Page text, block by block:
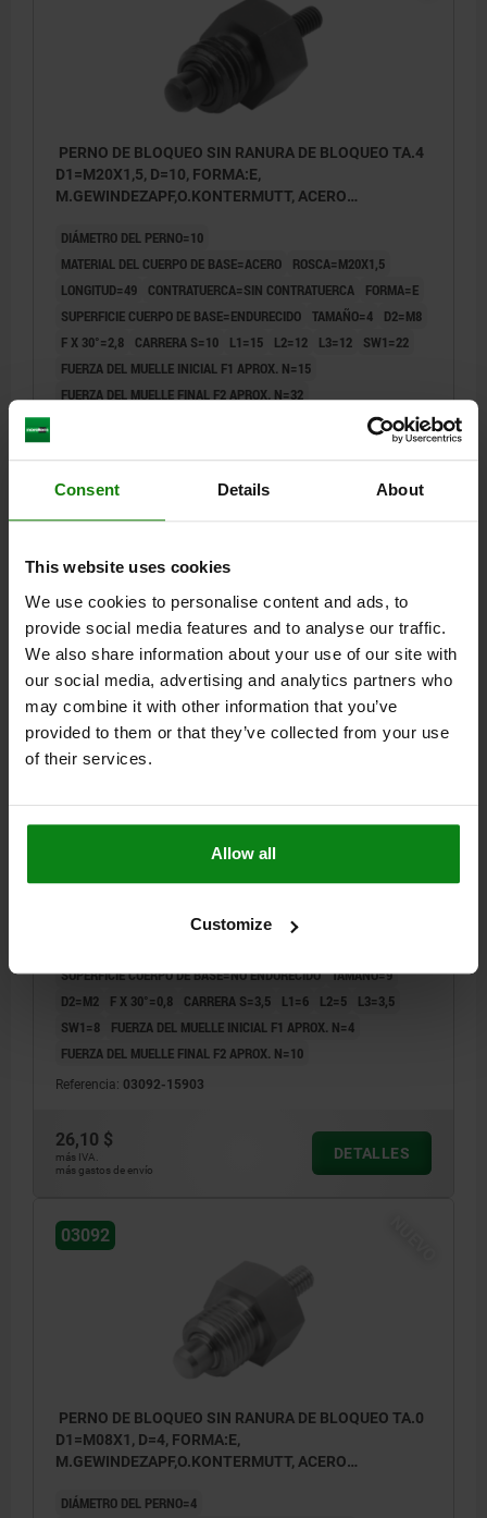
Consent Details About
This website uses cookies
We use cookies to personalise content and ads, to
provide social media features and to analyse our traffic.
We also share information about your use of our site with
our social media, advertising and analytics partners who
may combine it with other information that you’ve
provided to them or that they’ve collected from your use
of their services.
Allow all
Customize
PERNO DE BLOQUEO SIN RANURA DE BLOQUEO TA.4
D1=M20X1,5, D=10, FORMA:E,
M.GEWINDEZAPF,O.KONTERMUTT, ACERO
DIÁMETRO DEL PERNO=10
MATERIAL DEL CUERPO DE BASE=ACERO
ROSCA=M20X1,5
LONGITUD=49
CONTRATUERCA=SIN CONTRATUERCA
FORMA=E
SUPERFICIE CUERPO DE BASE=ENDURECIDO TAMAÑO=4
D2=M8
F X 30°=2,8
CARRERA S=10 L1=15 L2=12 L3=12
SW1=22
FUERZA DEL MUELLE INICIAL F1 APROX. N=15
FUERZA DEL MUELLE FINAL F2 APROX. N=32
29,32 $
más IVA.
DETALLES
03092
PERNO DE BLOQUEO SIN RANURA DE BLOQUEO TA.9
M.GEWINDEZAPF,O.KONTERMUTT, ACERO
INOXIDABLE NO ENDURECIDO
CONTRATUERCA=SIN CONTRATUERCA
FORMA=E
SUPERFICIE CUERPO DE BASE=NO ENDURECIDO TAMAÑO=9
D2=M2
F X 30°=0,8 CARRERA S=3,5 L1=6 L2=5
L3=3,5
SW1=8
FUERZA DEL MUELLE INICIAL F1 APROX. N=4
FUERZA DEL MUELLE FINAL F2 APROX. N=10
Referencia: 03092-15903
26,10 $
más IVA.
más gastos de envío
DETALLES
03092
PERNO DE BLOQUEO SIN RANURA DE BLOQUEO TA.0
D1=M08X1, D=4, FORMA:E,
M.GEWINDEZAPF,O.KONTERMUTT, ACERO
DIÁMETRO DEL PERNO=4